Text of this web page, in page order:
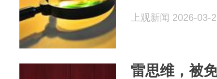
上观新闻 2026-03-
雷思维，被